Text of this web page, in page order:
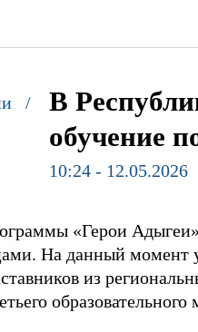
/
В
обучение
10:24 - 12.05.2026
«Герои
На данный
из
образовательного